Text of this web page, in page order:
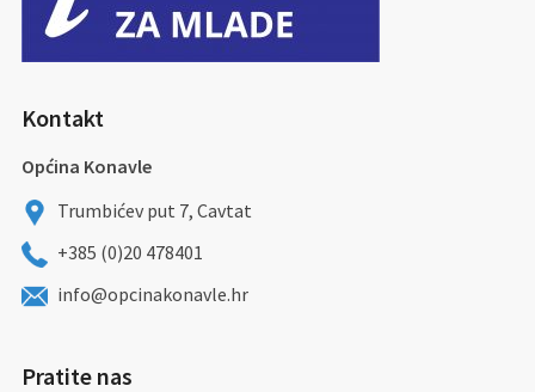
Kontakt
Općina Konavle
Trumbićev put 7, Cavtat
+385 (0)20 478401
info@opcinakonavle.hr
Pratite nas